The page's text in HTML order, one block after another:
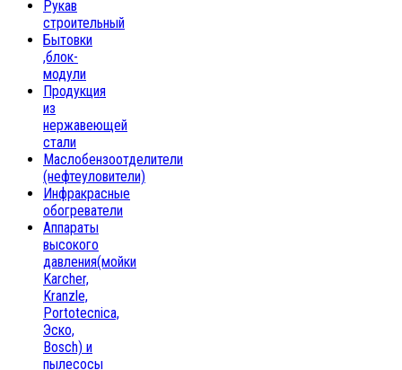
Рукав
строительный
Бытовки
,блок-
модули
Продукция
из
нержавеющей
стали
Маслобензоотделители
(нефтеуловители)
Инфракрасные
обогреватели
Аппараты
высокого
давления(мойки
Karcher,
Kranzle,
Portotecnica,
Эско,
Bosch) и
пылесосы